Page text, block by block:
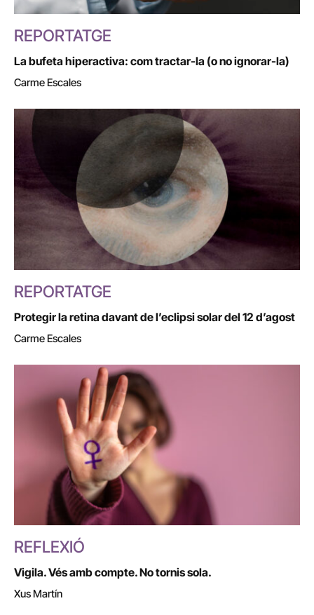
REPORTATGE
La bufeta hiperactiva: com tractar-la (o no ignorar-la)
Carme Escales
REPORTATGE
Protegir la retina davant de l’eclipsi solar del 12 d’agost
Carme Escales
REFLEXIÓ
Vigila. Vés amb compte. No tornis sola.
Xus Martín